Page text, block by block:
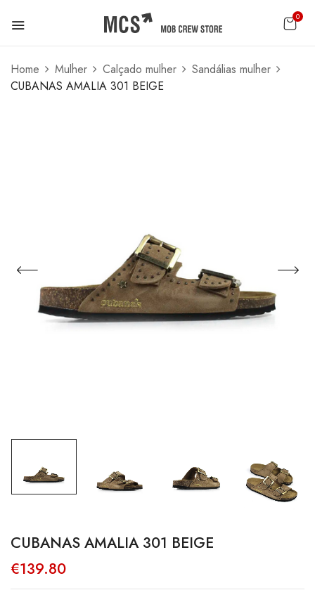
0
Home Mulher Calçado mulher
Sandálias mulher
CUBANAS AMALIA 301 BEIGE
CUBANAS AMALIA 301 BEIGE
€139.80